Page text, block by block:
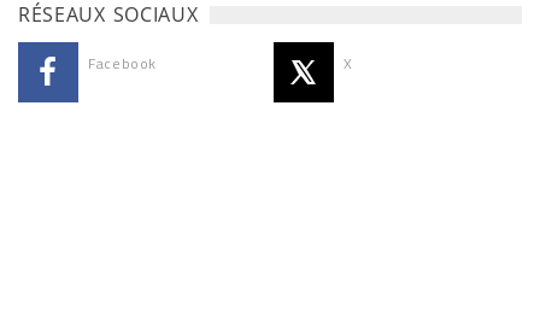
RÉSEAUX SOCIAUX
Facebook X